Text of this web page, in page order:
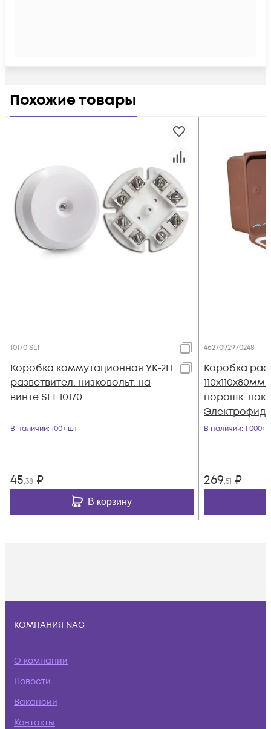
Похожие товары
10170 SLT
Коробка коммутационная УК-2П
разветвител. низковольт. на
винте SLT 10170
В наличии: 100+ шт
45,38 ₽
В корзину
4627092970248
Коробка
110х110х80мм
порошк.
В наличии: 1 000+
269,51 ₽
КОМПАНИЯ NAG
О компании
Новости
Вакансии
Контакты